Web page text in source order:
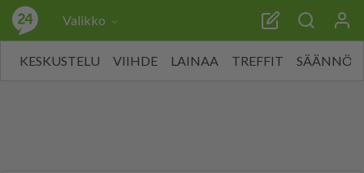
Valikko
KESKUSTELU VIIHDE LAINAA TREFFIT SÄÄNNÖT